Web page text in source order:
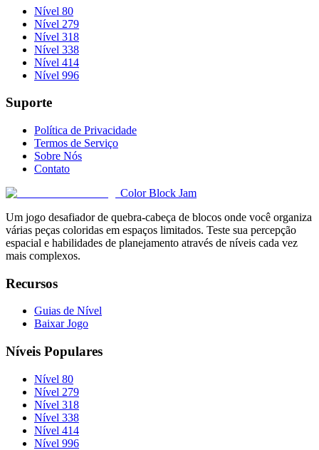
Nível 80
Nível 279
Nível 318
Nível 338
Nível 414
Nível 996
Suporte
Política de Privacidade
Termos de Serviço
Sobre Nós
Contato
Color Block Jam
Um jogo desafiador de quebra-cabeça de blocos onde você organiza
várias peças coloridas em espaços limitados. Teste sua percepção
espacial e habilidades de planejamento através de níveis cada vez
mais complexos.
Recursos
Guias de Nível
Baixar Jogo
Níveis Populares
Nível 80
Nível 279
Nível 318
Nível 338
Nível 414
Nível 996